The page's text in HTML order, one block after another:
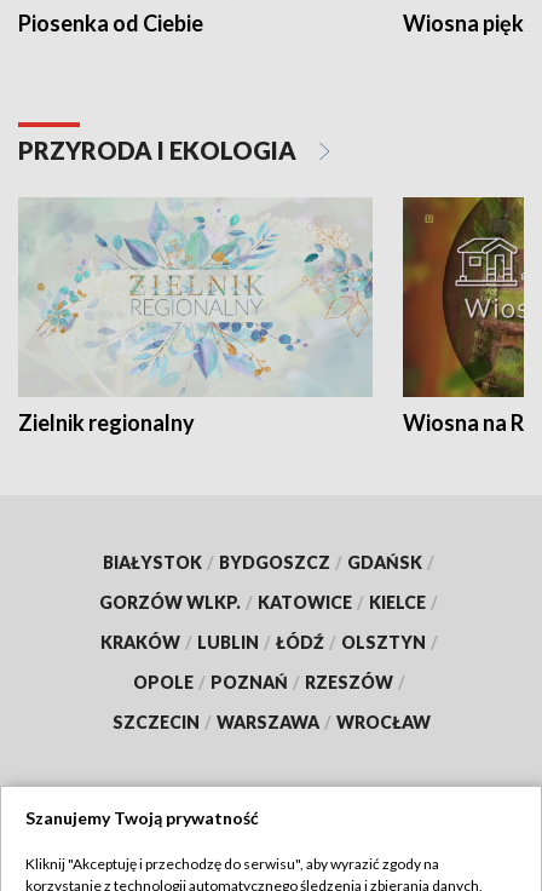
Piosenka od Ciebie Wiosna
PRZYRODA I EKOLOGIA
Zielnik regionalny Wiosna na
BIAŁYSTOK / BYDGOSZCZ / GDAŃSK /
GORZÓW WLKP. / KATOWICE / KIELCE /
KRAKÓW / LUBLIN / ŁÓDŹ / OLSZTYN /
OPOLE / POZNAŃ / RZESZÓW /
SZCZECIN / WARSZAWA / WROCŁAW
Szanujemy Twoją prywatność
Kliknij "Akceptuję i przechodzę do serwisu", aby wyrazić zgody na
korzystanie z technologii automatycznego śledzenia i zbierania danych,